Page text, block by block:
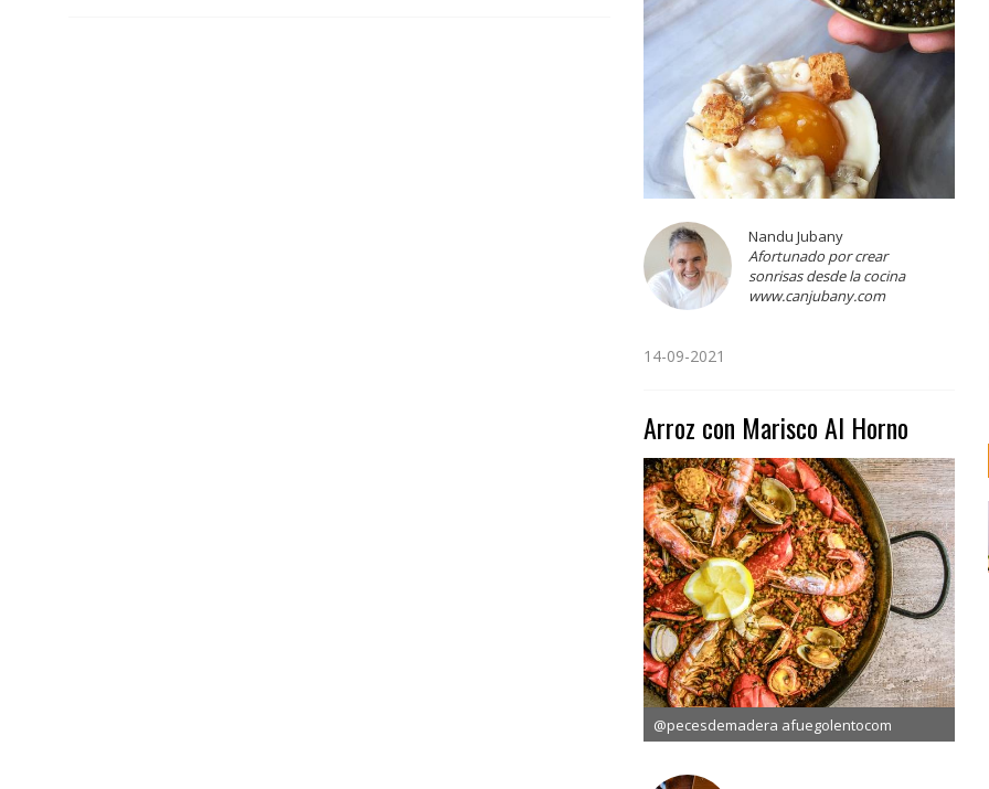
Nandu Jubany
Afortunado por crear
sonrisas desde la cocina
www.canjubany.com
14-09-2021
Arroz con Marisco Al Horno
@pecesdemadera afuegolentocom